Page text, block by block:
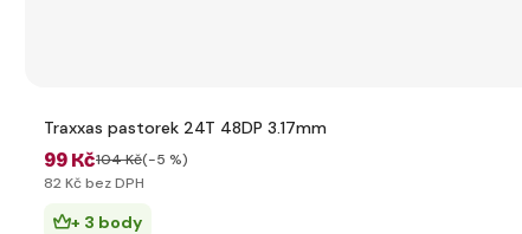
Traxxas pastorek 24T 48DP 3.17mm
99 Kč104 Kč(-5 %)
82 Kč bez DPH
+ 3 body